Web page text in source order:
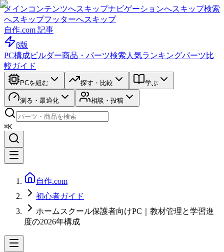
メインコンテンツへスキップナビゲーションへスキップ検索
へスキップフッターへスキップ
自作.com 記事
β版
PC構成ビルダー商品・パーツ検索 人気ランキングパーツ比
較ガイド
PCを組む 探す・比較 学ぶ
測る・最適化 相談・投稿
⌘K
自作.com
初心者ガイド
ホームスクール保護者向けPC｜教材管理と学習進
度の2026年構成